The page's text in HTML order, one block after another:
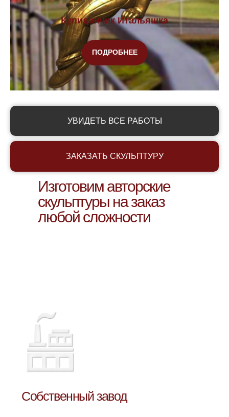
Купидончик Итальяшка
ПОДРОБНЕЕ
УВИДЕТЬ ВСЕ РАБОТЫ
ЗАКАЗАТЬ СКУЛЬПТУРУ
Изготовим авторские
любой сложности
скульптуры на заказ